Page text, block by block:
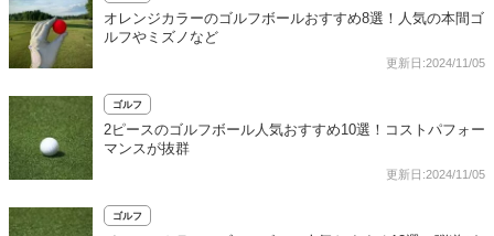
オレンジカラーのゴルフボールおすすめ8選！人気の本間ゴ
ルフやミズノなど
更新日:2024/11/05
ゴルフ
2ピースのゴルフボール人気おすすめ10選！コストパフォー
マンスが抜群
更新日:2024/11/05
ゴルフ